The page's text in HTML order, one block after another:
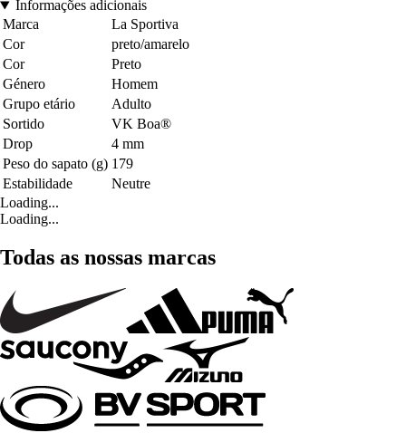
Informações adicionais
Marca
La Sportiva
Cor
preto/amarelo
Cor
Preto
Género
Homem
Grupo etário
Adulto
Sortido
VK Boa®
Drop
4 mm
Peso do sapato (g) 179
Estabilidade
Neutre
Loading...
Loading...
Todas as nossas marcas